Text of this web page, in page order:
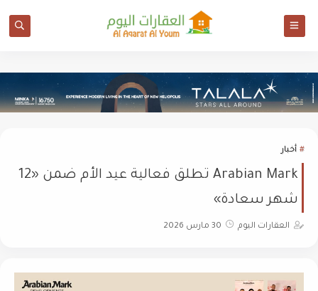
أخبار
Arabian Mark تطلق فعالية عيد الأم ضمن «12
شهر سعادة»
العقارات اليوم 30 مارس 2026